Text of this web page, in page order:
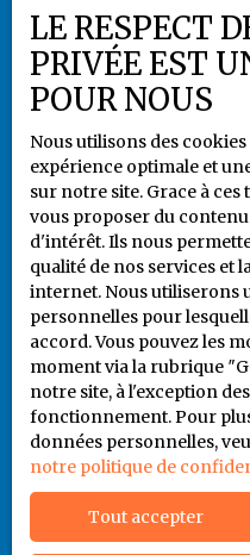
Plan du site
Gérer les cookies
Propulsé par
+33 5 55
6 rue Jules
87000
06 86 93
LE RESPECT
PRIVÉE EST
POUR NOUS
Nous utilisons des
expérience optimale et
sur notre site. Grace à
vous proposer du
d'intérêt. Ils nous
qualité de nos services et
internet. Nous utiliserons
personnelles pour
accord. Vous pouvez les
moment via la rubrique
notre site, à l'exception
fonctionnement. Pour
données personnelles,
notre politique de
Tout accepter